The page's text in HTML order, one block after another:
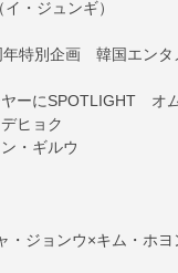
・ジュンギ）
年特別企画 韓国エン
ーにSPOTLIGHT オ
ヒョク
・ギルウ
・ジョンウ×キム・ホヨ